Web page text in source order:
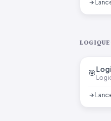
LOGIQUE
🎯